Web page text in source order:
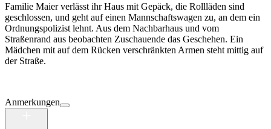
Familie Maier verlässt ihr Haus mit Gepäck, die Rollläden sind
geschlossen, und geht auf einen Mannschaftswagen zu, an dem ein
Ordnungspolizist lehnt. Aus dem Nachbarhaus und vom
Straßenrand aus beobachten Zuschauende das Geschehen. Ein
Mädchen mit auf dem Rücken verschränkten Armen steht mittig auf
der Straße.
Anmerkungen